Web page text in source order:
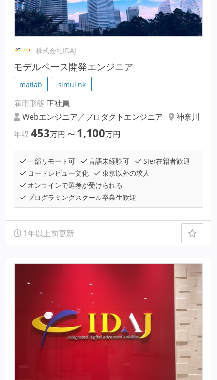
株式会社IDAJ
モデルベース開発エンジニア
matlab simulink
雇用形態 正社員
Webエンジニア／プロダクトエンジニア
神奈川
年収 453万円 〜 1,100万円
一部リモート可 言語未経験可
SIer在籍者歓迎
コードレビュー文化
東京以外の求人
オンラインで選考が受けられる
プログラミングスクール卒業生歓迎
1年以上前更新